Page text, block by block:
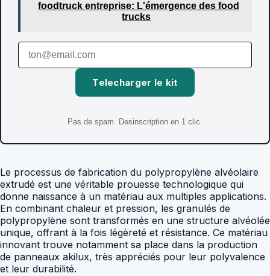
foodtruck entreprise: L'émergence des food
trucks
Telecharger le kit
Pas de spam. Desinscription en 1 clic.
Le processus de fabrication du polypropylène alvéolaire
extrudé est une véritable prouesse technologique qui
donne naissance à un matériau aux multiples applications.
En combinant chaleur et pression, les granulés de
polypropylène sont transformés en une structure alvéolée
unique, offrant à la fois légèreté et résistance. Ce matériau
innovant trouve notamment sa place dans la production
de panneaux akilux, très appréciés pour leur polyvalence
et leur durabilité.